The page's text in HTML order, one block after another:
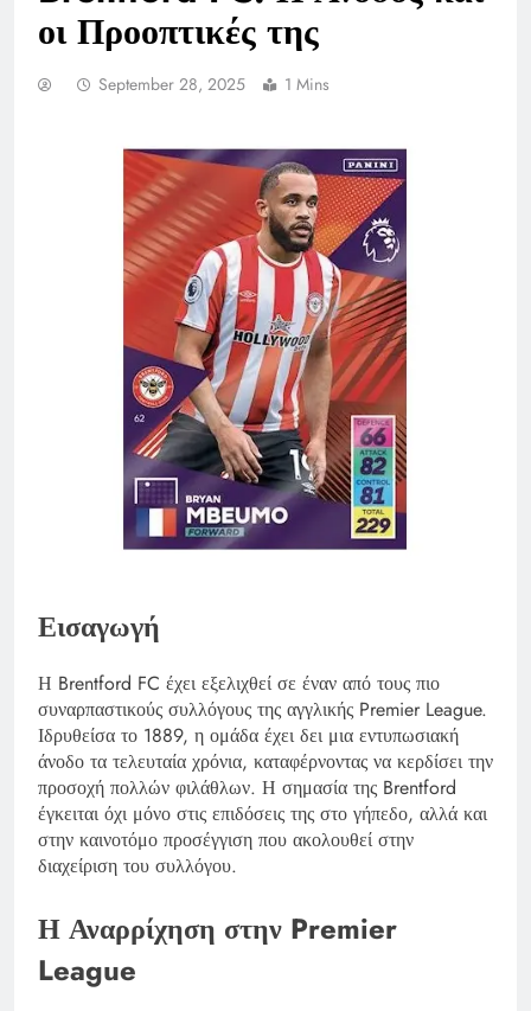
οι Προοπτικές της
September 28, 2025 1 Mins
Εισαγωγή
Η Brentford FC έχει εξελιχθεί σε έναν από τους πιο
συναρπαστικούς συλλόγους της αγγλικής Premier League.
Ιδρυθείσα το 1889, η ομάδα έχει δει μια εντυπωσιακή
άνοδο τα τελευταία χρόνια, καταφέρνοντας να κερδίσει την
προσοχή πολλών φιλάθλων. Η σημασία της Brentford
έγκειται όχι μόνο στις επιδόσεις της στο γήπεδο, αλλά και
στην καινοτόμο προσέγγιση που ακολουθεί στην
διαχείριση του συλλόγου.
Η Αναρρίχηση στην Premier
League